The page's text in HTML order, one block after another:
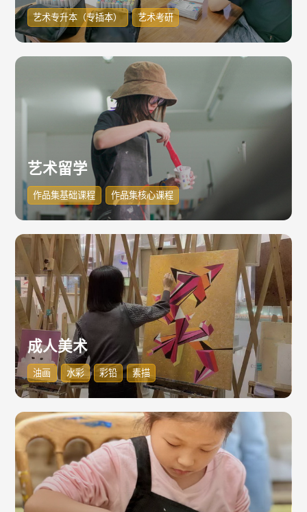
艺术专升本（专插本） 艺术考研
艺术留学
作品集基础课程 作品集核心课程
成人美术
油画 水彩 彩铅 素描